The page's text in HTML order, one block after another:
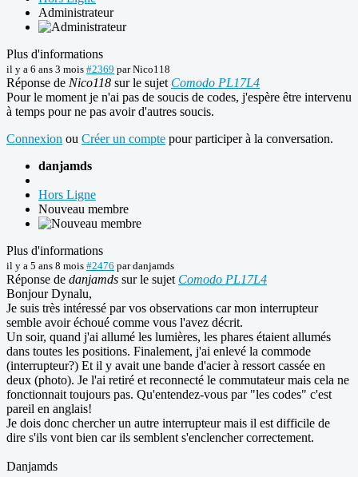
Administrateur
Plus d'informations
il y a 6 ans 3 mois #2369 parNico118
Réponse de Nico118 sur le sujet Comodo PL17L4
Pour le moment je n'ai pas de soucis de codes, j'espère être intervenu
à temps pour ne pas avoir d'autres soucis.
Connexion ou Créer un compte pour participer à la conversation.
danjamds
Hors Ligne
Nouveau membre
Plus d'informations
il y a 5 ans 8 mois #2476 pardanjamds
Réponse de danjamds sur le sujet Comodo PL17L4
Bonjour Dynalu,
Je suis très intéressé par vos observations car mon interrupteur
semble avoir échoué comme vous l'avez décrit.
Un soir, quand j'ai allumé les lumières, les phares étaient allumés
dans toutes les positions. Finalement, j'ai enlevé la commode
(interrupteur?) Et il y avait une bande d'acier à ressort cassée en
deux (photo). Je l'ai retiré et reconnecté le commutateur mais cela ne
fonctionnait toujours pas. Qu'entendez-vous par "les codes" c'est
pareil en anglais!
Je dois donc chercher un autre interrupteur mais il est difficile de
dire s'ils vont bien car ils semblent s'enclencher correctement.
Danjamds